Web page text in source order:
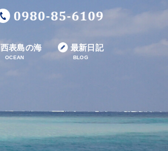
西表島の海
OCEAN
最新日記
BLOG